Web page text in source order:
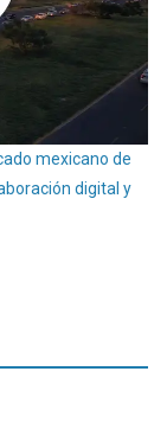
mexicano de
digital y